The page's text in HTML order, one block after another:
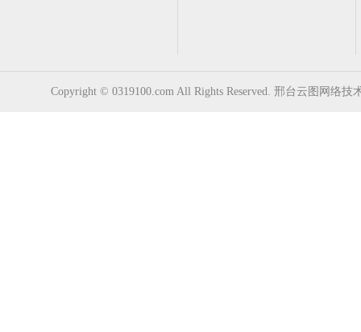
Copyright © 0319100.com All Rights Reserved. 邢台云图网络